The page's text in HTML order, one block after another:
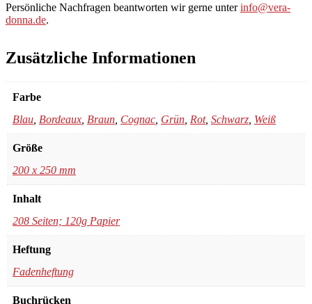
Persönliche Nachfragen beantworten wir gerne unterinfo@vera-
donna.de.
Zusätzliche Informationen
Farbe
Blau Bordeaux Braun Cognac Grün Rot, Schwarz Weiß
Größe
200 x 250 mm
Inhalt
208 Seiten; 120g Papier
Heftung
Fadenheftung
Buchrücken